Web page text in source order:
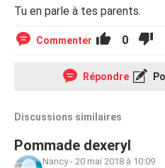
Tu en parle à tes parents.
Commenter 0
Répondre
Discussions similaires
Pommade dexeryl
Nancy- 20 mai 2018 à 10:09